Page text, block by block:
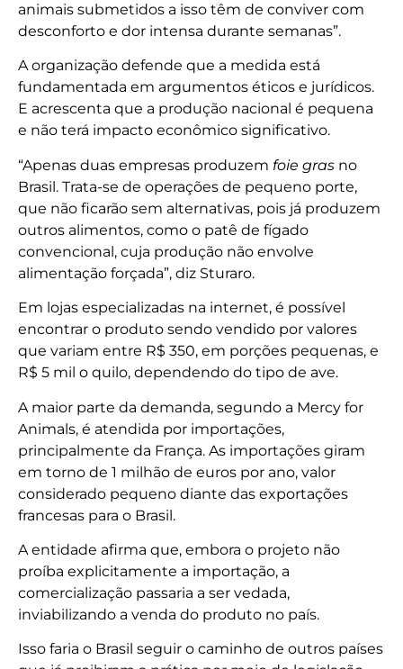
animais submetidos a isso têm de conviver com
desconforto e dor intensa durante semanas”.
A organização defende que a medida está
fundamentada em argumentos éticos e jurídicos.
E acrescenta que a produção nacional é pequena
e não terá impacto econômico significativo.
“Apenas duas empresas produzem foie gras no
Brasil. Trata-se de operações de pequeno porte,
que não ficarão sem alternativas, pois já produzem
outros alimentos, como o patê de fígado
convencional, cuja produção não envolve
alimentação forçada”, diz Sturaro.
Em lojas especializadas na internet, é possível
encontrar o produto sendo vendido por valores
que variam entre R$ 350, em porções pequenas, e
R$ 5 mil o quilo, dependendo do tipo de ave.
A maior parte da demanda, segundo a Mercy for
Animals, é atendida por importações,
principalmente da França. As importações giram
em torno de 1 milhão de euros por ano, valor
considerado pequeno diante das exportações
francesas para o Brasil.
A entidade afirma que, embora o projeto não
proíba explicitamente a importação, a
comercialização passaria a ser vedada,
inviabilizando a venda do produto no país.
Isso faria o Brasil seguir o caminho de outros países